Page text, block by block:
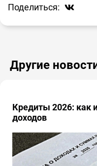
Поделиться:
Другие
Кредиты 2026: как
доходов